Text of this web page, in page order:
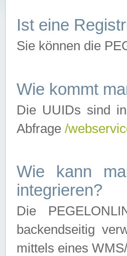
Ist eine
Sie können die
Wie kommt
Die UUIDs sind
Abfrage /
Wie kann
integrieren?
Die
backendseitig
mittels eines